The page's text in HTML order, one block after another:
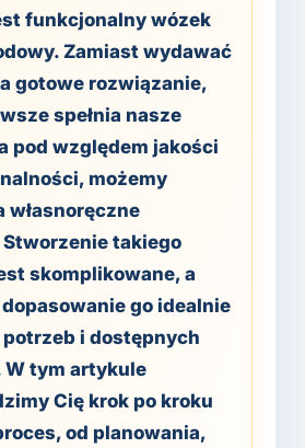
funkcjonalny wózek
Zamiast wydawać
gotowe rozwiązanie,
spełnia nasze
pod względem jakości
możemy
własnoręczne
takiego
skomplikowane, a
go idealnie
i dostępnych
W tym artykule
Cię krok po kroku
od planowania,